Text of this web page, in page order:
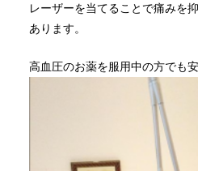
レーザーを当てることで痛みを
あります。
高血圧のお薬を服用中の方でも